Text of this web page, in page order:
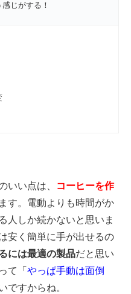
感じがする！
いい点は、
コーヒーを作
す。電動よりも時間がか
人しか続かないと思いま
安く簡単に手が出せるの
には最適の製品だと思い
て「 やっぱ手動は面倒
ですからね。